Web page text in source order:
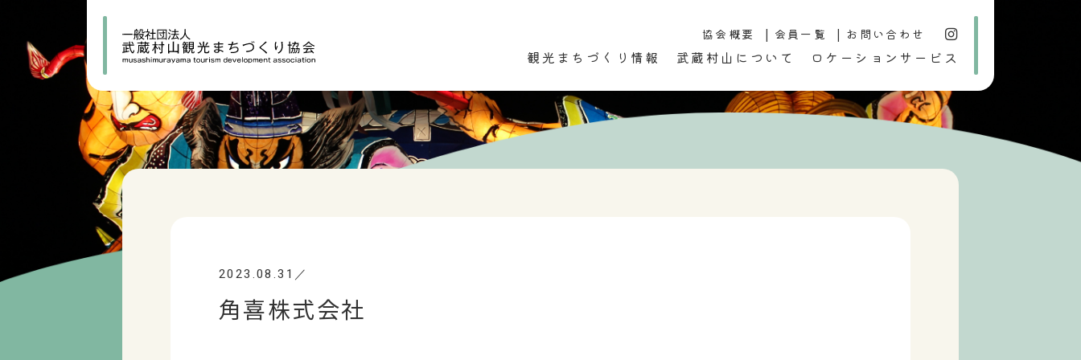
協会概要 会員一覧 お問い合わせ
観光まちづくり情報 武蔵村山について ロケーションサービス
お店 イベント・行事 歴史・文化 おすすめ
2023.08.31／
角喜株式会社